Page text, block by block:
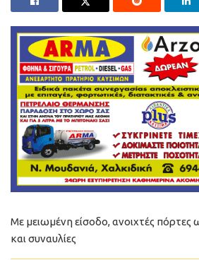
Με μειωμένη είσοδο, ανοιχτές πόρτες
και συναυλίες